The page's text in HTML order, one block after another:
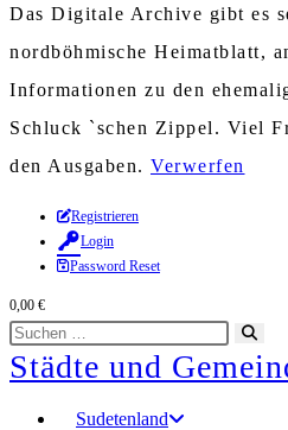
Das Digitale Archive gibt es
nordböhmische Heimatblatt,
Informationen zu den
Schluck `schen Zippel. Viel
den Ausgaben. Verwerfen
Zum
Inhalt
springen
Registrieren
Login
Password Reset
0,00 €
Diese
Website
durchsuchen
Städte und
Sudetenland